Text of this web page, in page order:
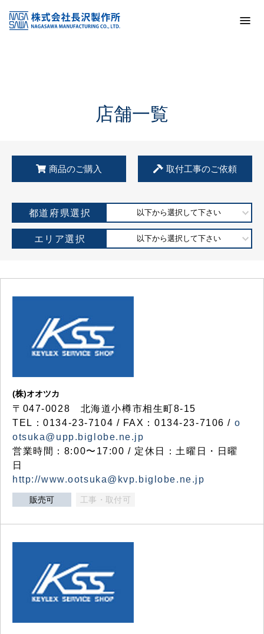
KSS加盟店・取扱店情報
店舗一覧
店舗一覧
商品のご購入 取付工事のご依頼
都道府県選択 以下から選択して下さい
エリア選択 以下から選択して下さい
(株)オオツカ
〒047-0028 北海道小樽市相生町8-15
TEL：0134-23-7104 / FAX：0134-23-7106 / o
otsuka@upp.biglobe.ne.jp
営業時間：8:00〜17:00 / 定休日：土曜日・日曜
日
http://www.ootsuka@kvp.biglobe.ne.jp
販売可 工事・取付可